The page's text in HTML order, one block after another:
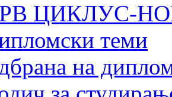
ЦИКЛУС-
теми
на